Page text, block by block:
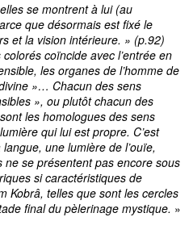
se montrent à lui (au
que désormais est fixé le
et la vision intérieure. » (p.92)
coïncide avec l’entrée en
les organes de l’homme de
»… Chacun des sens
», ou plutôt chacun des
les homologues des sens
qui lui est propre. C’est
une lumière de l’ouïe,
se présentent pas encore sous
si caractéristiques de
Kobrâ, telles que sont les cercles
final du pèlerinage mystique. »